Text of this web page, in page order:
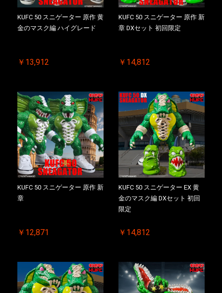
KUFC 50 スニゲーター 原作 黄
金のマスク編 ハイグレード
￥13,912
KUFC 50 スニゲーター 原作 新
章 DXセット 初回限定
￥14,812
KUFC 50 スニゲーター 原作 新
章
￥12,871
KUFC 50 スニゲーター EX 黄
金のマスク編 DXセット 初回
限定
￥14,812